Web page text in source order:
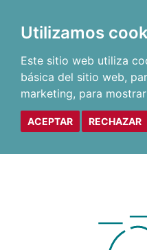
Utilizamos
Este sitio web utiliza
básica del sitio web,
marketing, para
ACEPTAR RECHAZAR